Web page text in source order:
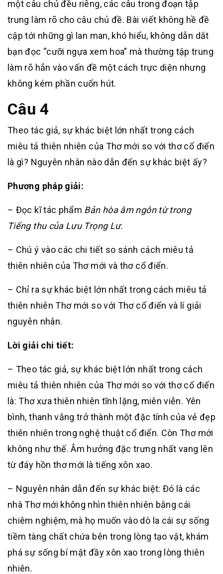
một câu chủ đều riêng, các câu trong đoạn tập
trung làm rõ cho câu chủ đề. Bài viết không hề đề
cập tới những gì lan man, khó hiểu, không dẫn dắt
bạn đọc “cưỡi ngựa xem hoa” mà thường tập trung
làm rõ hẳn vào vấn đề một cách trực diện nhưng
không kém phần cuốn hút.
Câu 4
Theo tác giả, sự khác biệt lớn nhất trong cách
miêu tả thiên nhiên của Thơ mới so với thơ cổ điển
là gì? Nguyên nhân nào dẫn đến sự khác biệt ấy?
Phương pháp giải:
– Đọc kĩ tác phẩm Bản hòa âm ngôn từ trong
Tiếng thu của Lưu Trọng Lư.
– Chú ý vào các chi tiết so sánh cách miêu tả
thiên nhiên của Thơ mới và thơ cổ điển.
– Chỉ ra sự khác biệt lớn nhất trong cách miêu tả
thiên nhiên Thơ mới so với Thơ cổ điển và lí giải
nguyên nhân.
Lời giải chi tiết:
– Theo tác giả, sự khác biệt lớn nhất trong cách
miêu tả thiên nhiên của Thơ mới so với thơ cổ điển
là: Thơ xưa thiên nhiên tĩnh lặng, miên viễn. Yên
bình, thanh vắng trở thành một đặc tính của vẻ đẹp
thiên nhiên trong nghệ thuật cổ điển. Còn Thơ mới
không như thế. Âm hưởng đặc trưng nhất vang lên
từ đáy hồn thơ mới là tiếng xôn xao.
– Nguyên nhân dẫn đến sự khác biệt: Đó là các
nhà Thơ mới không nhìn thiên nhiên bằng cái
chiêm nghiệm, mà họ muốn vào dò la cái sự sống
tiềm tàng chất chứa bên trong lòng tạo vật, khám
phá sự sống bí mật đầy xôn xao trong lòng thiên
nhiên.